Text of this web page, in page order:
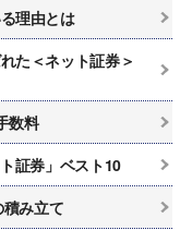
理由とは
た＜ネット証券＞
数料
証券」ベスト10
み立て